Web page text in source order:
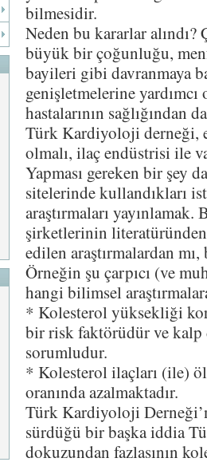
bilmesidir.
Neden bu kararlar
büyük bir çoğunluğu,
bayileri gibi davranmaya
genişletmelerine
hastalarının sağlığından
Türk Kardiyoloji derneği,
olmalı, ilaç endüstrisi ile
Yapması gereken bir şey
sitelerinde kullandıkları
araştırmaları yayınlamak.
şirketlerinin
edilen araştırmalardan mı,
Örneğin şu çarpıcı (ve
hangi bilimsel
* Kolesterol yüksekliği
bir risk faktörüdür ve kalp
sorumludur.
* Kolesterol ilaçları (ile)
oranında azalmaktadır.
Türk Kardiyoloji
sürdüğü bir başka iddia
dokuzundan fazlasının